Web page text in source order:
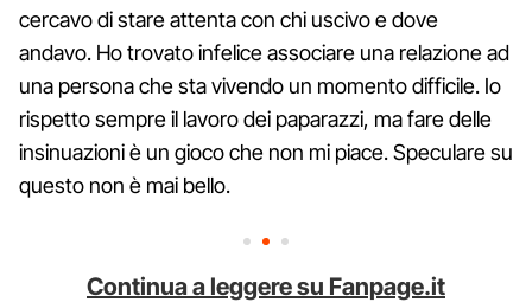
cercavo di stare attenta con chi uscivo e dove
andavo. Ho trovato infelice associare una relazione ad
una persona che sta vivendo un momento difficile. Io
rispetto sempre il lavoro dei paparazzi, ma fare delle
insinuazioni è un gioco che non mi piace. Speculare su
questo non è mai bello.
Continua a leggere su Fanpage.it